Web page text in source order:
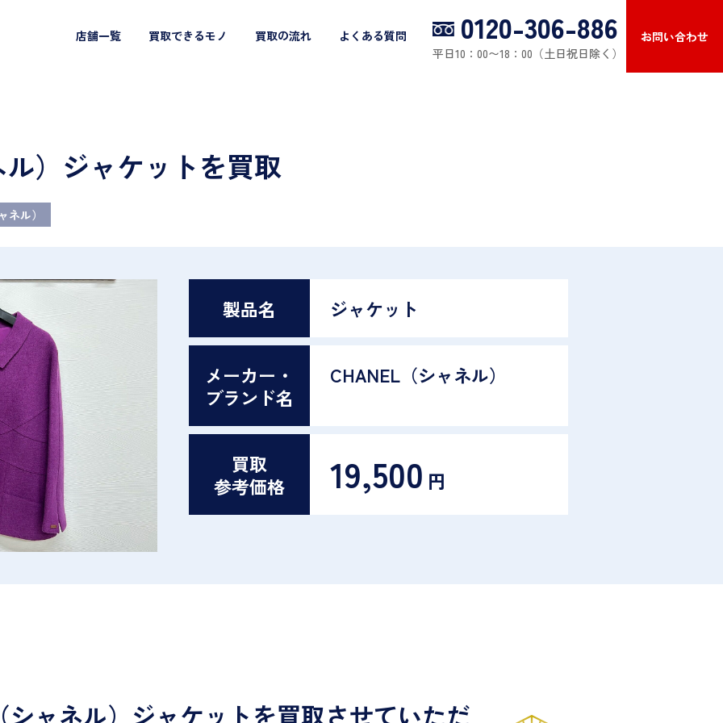
店舗一覧 買取できるモノ 買取の流れ よくある質問 0120-306-886
平日10：00〜18：00（土日祝日除く）
お問い合わせ
）ジャケットを買取
ネル）
製品名 ジャケット
メーカー・
ブランド名
CHANEL（シャネル）
買取
参考価格
19,500 円
シャネル）ジャケットを買取させていただ